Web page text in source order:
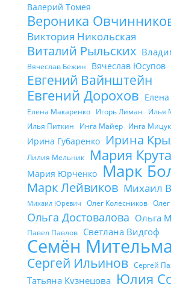
Валерий Томея
Вероника
Виктория Никольская
Виталий Рыльских
Вячеслав Бежин Вячеслав Юсупов
Евгений Вайнштейн
Евгений Дорохов
Елена Макаренко Игорь Лиман
Илья
Илья Питкин
Инга Майер Инга
Ирина Губаренко Ирина
Лилия Мельник Мария
Мария Юрченко Марк
Марк Лейвиков Михаил
Михаил Юревич Олег Колесников
Ольга Достовалова Ольга
Павел Павлов Светлана Видгоф
Семён
Сергей Ильинов Сергей
Татьяна Кузнецова Юлия